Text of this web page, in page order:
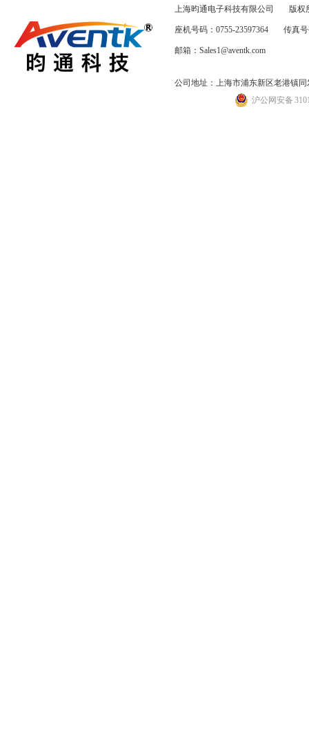
上海昀通电子科技有限公司 版权
座机号码：0755-23597364 传真号
邮箱：Sales1@aventk.com
公司地址：上海市浦东新区老港镇同
沪公网安备